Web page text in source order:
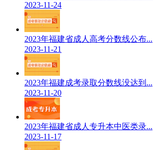
2023-11-24
2023年福建省成人高考分数线公布...
2023-11-21
2023年福建成考录取分数线没达到...
2023-11-20
2023年福建省成人专升本中医类录...
2023-11-17